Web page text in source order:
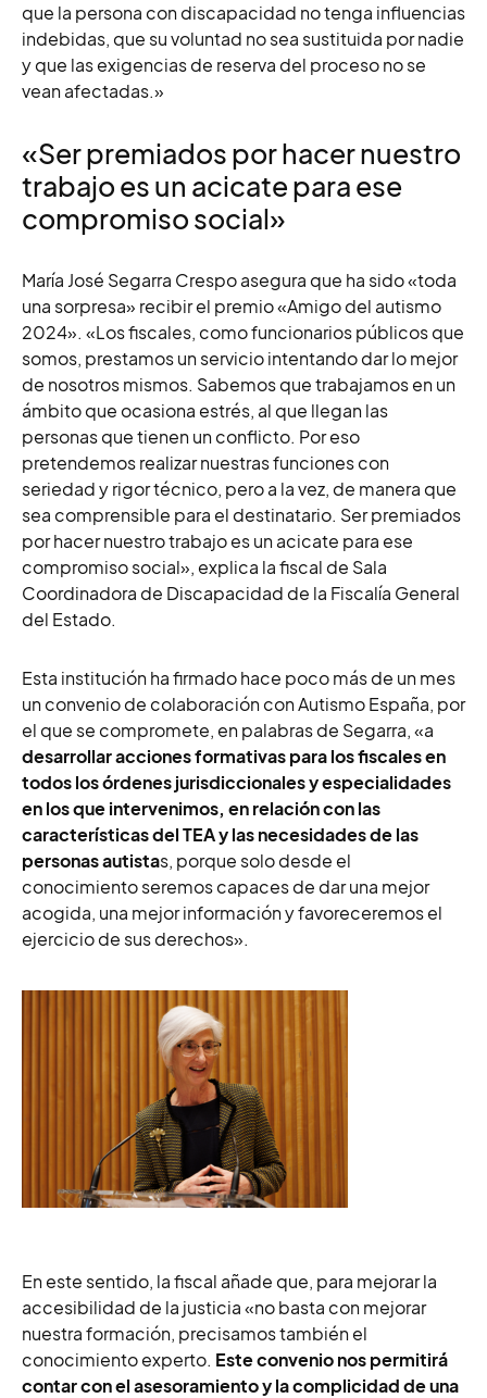
que la persona con discapacidad no tenga influencias
indebidas, que su voluntad no sea sustituida por nadie
y que las exigencias de reserva del proceso no se
vean afectadas.»
«Ser premiados por hacer nuestro
trabajo es un acicate para ese
compromiso social»
María José Segarra Crespoasegura que ha sido «toda
una sorpresa» recibir el premio «Amigo del autismo
2024». «Los fiscales, como funcionarios públicos que
somos, prestamos un servicio intentando dar lo mejor
de nosotros mismos. Sabemos que trabajamos en un
ámbito que ocasiona estrés, al que llegan las
personas que tienen un conflicto. Por eso
pretendemos realizar nuestras funciones con
seriedad y rigor técnico, pero a la vez, de manera que
sea comprensible para el destinatario. Ser premiados
por hacer nuestro trabajo es un acicate para ese
compromiso social», explica la fiscal de Sala
Coordinadora de Discapacidad de la Fiscalía General
del Estado.
Esta institución ha firmado hace poco más de un mes
un convenio de colaboración con Autismo España, por
el que se compromete, en palabras de Segarra, «a
desarrollar acciones formativas para los fiscales en
todos los órdenes jurisdiccionales y especialidades
en los que intervenimos, en relación con las
características del TEA y las necesidades de las
personas autistas, porque solo desde el
conocimiento seremos capaces de dar una mejor
acogida, una mejor información y favoreceremos el
ejercicio de sus derechos».
En este sentido, la fiscal añade que, para mejorar la
accesibilidad de la justicia «no basta con mejorar
nuestra formación, precisamos también el
conocimiento experto. Este convenio nos permitirá
contar con el asesoramiento y la complicidad de una